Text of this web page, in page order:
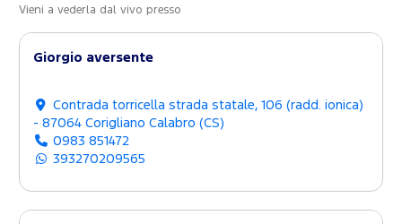
Vieni a vederla dal vivo presso
Giorgio aversente
Contrada torricella strada statale, 106 (radd. ionica)
- 87064 Corigliano Calabro (CS)
0983 851472
393270209565